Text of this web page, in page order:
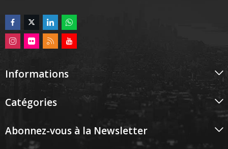
Informations
Catégories
Abonnez-vous à la Newsletter